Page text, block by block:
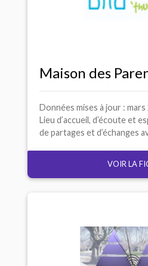
Maison des
Données mises à jour :
Lieu d’accueil, d’écoute et
de partages et d’échanges
VOIR LA